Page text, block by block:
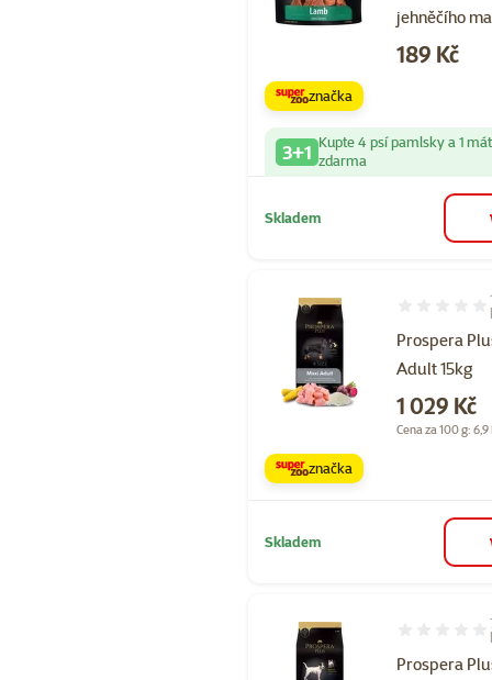
jehněčího
Cena
189 Kč
značka
3+1 Kupte 4 psí pamlsky a 1
zdarma
Skladem
Prospera
Adult 15kg
Hodnocení
Cena
1 029 Kč
Cena za 100 g: 6,9
značka
Skladem
Prospera
Hodnocení